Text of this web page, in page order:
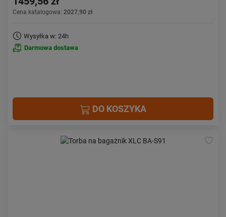
Cena katalogowa: 2027,90 zł
Wysyłka w: 24h
Darmowa dostawa
DO KOSZYKA